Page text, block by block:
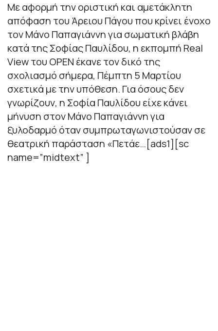
Με αφορμή την οριστική και αμετάκλητη
απόφαση του Άρειου Πάγου που κρίνει ένοχο
τον Μάνο Παπαγιάννη για σωματική βλάβη
κατά της Σοφίας Παυλίδου, η εκπομπή Real
View του OPEN έκανε τον δικό της
σχολιασμό σήμερα, Πέμπτη 5 Μαρτίου
σχετικά με την υπόθεση. Για όσους δεν
γνωρίζουν, η Σοφία Παυλίδου είχε κάνει
μήνυση στον Μάνο Παπαγιάννη για
ξυλοδαρμό όταν συμπρωταγωνιστούσαν σε
θεατρική παράσταση «Πετάε…[ads1][sc
name=”midtext” ]